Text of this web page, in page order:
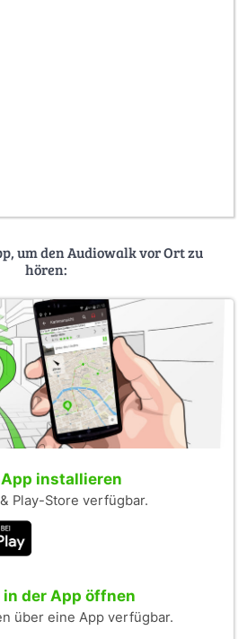
um den Audiowalk vor Ort zu
hören:
installieren
Play-Store verfügbar.
der App öffnen
über eine App verfügbar.